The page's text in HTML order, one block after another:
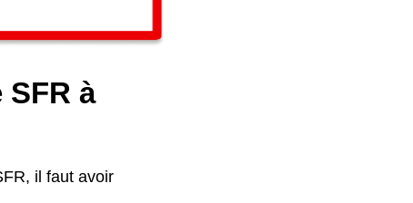
à
il faut avoir